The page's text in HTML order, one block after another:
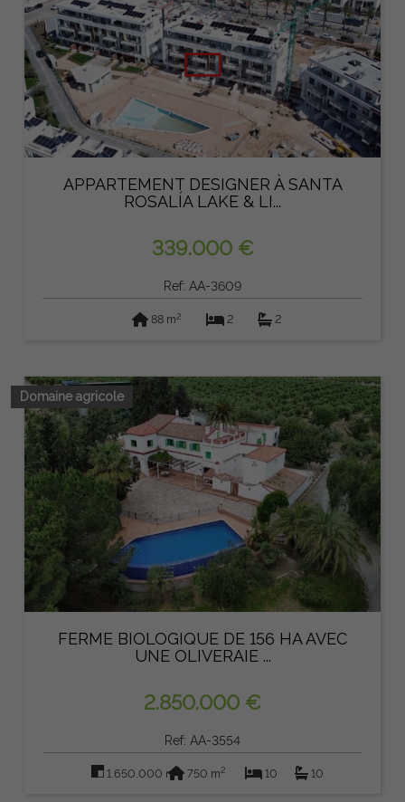
APPARTEMENT DESIGNER À SANTA
ROSALÍA LAKE & LI...
339.000 €
Ref: AA-3609
88 m2 2 2
Domaine agricole
FERME BIOLOGIQUE DE 156 HA AVEC
UNE OLIVERAIE ...
2.850.000 €
Ref: AA-3554
1.650.000 m2 750 m2 10 10